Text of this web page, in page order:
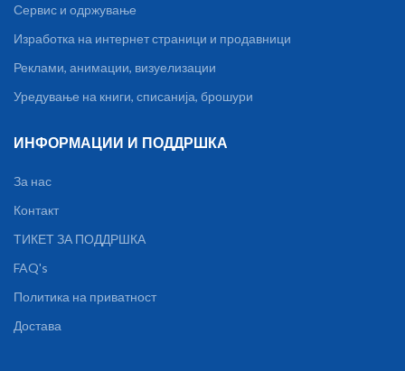
Сервис и одржување
Изработка на интернет страници и продавници
Реклами, анимации, визуелизации
Уредување на книги, списанија, брошури
ИНФОРМАЦИИ И ПОДДРШКА
За нас
Контакт
ТИКЕТ ЗА ПОДДРШКА
FAQ's
Политика на приватност
Достава